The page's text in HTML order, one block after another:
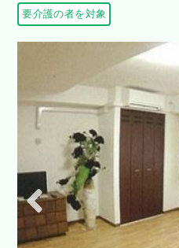
要介護の者を対象